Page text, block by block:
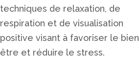
techniques de relaxation, de
respiration et de visualisation
positive visant à favoriser le bien
être et réduire le stress.